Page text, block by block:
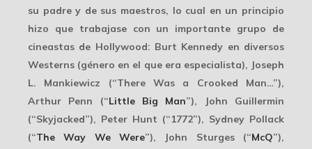
su padre y de sus maestros, lo cual en un principio
hizo que trabajase con un importante grupo de
cineastas de Hollywood: Burt Kennedy en diversos
Westerns (género en el que era especialista), Joseph
L. Mankiewicz (“There Was a Crooked Man…”),
Arthur Penn (“Little Big Man”), John Guillermin
(“Skyjacked”), Peter Hunt (“1772”), Sydney Pollack
(“The Way We Were”), John Sturges (“McQ”),